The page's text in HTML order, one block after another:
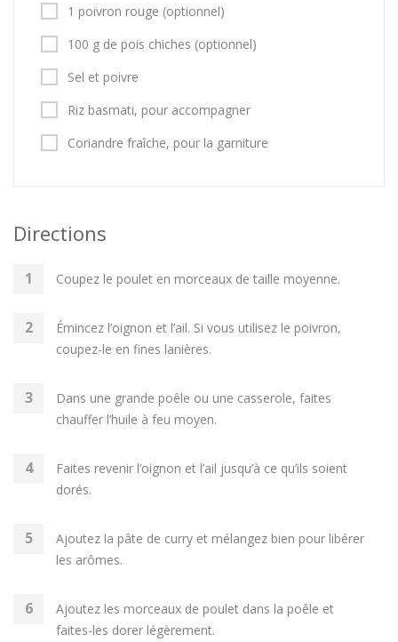
1 poivron rouge (optionnel)
100 g de pois chiches (optionnel)
Sel et poivre
Riz basmati, pour accompagner
Coriandre fraîche, pour la garniture
Directions
Coupez le poulet en morceaux de taille moyenne.
Émincez l’oignon et l’ail. Si vous utilisez le poivron,
coupez-le en fines lanières.
Dans une grande poêle ou une casserole, faites
chauffer l’huile à feu moyen.
Faites revenir l’oignon et l’ail jusqu’à ce qu’ils soient
dorés.
Ajoutez la pâte de curry et mélangez bien pour libérer
les arômes.
Ajoutez les morceaux de poulet dans la poêle et
faites-les dorer légèrement.